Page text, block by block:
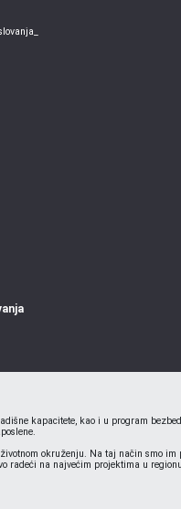
kapacitete, kao i u program
okruženju. Na taj način smo
radeći na najvećim projektima u